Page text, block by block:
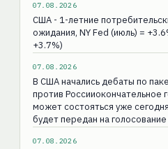
07.08.2026
США - 1-летние
ожидания, NY Fed (июль) =
+3.7%)
07.08.2026
В США начались дебаты по
против Россииокончательное
может состояться уже
будет передан на
07.08.2026